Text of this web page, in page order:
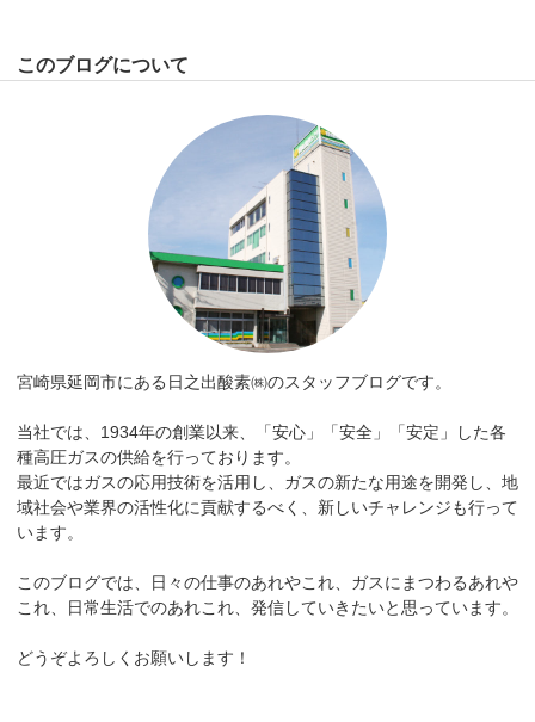
このブログについて
宮崎県延岡市にある日之出酸素㈱のスタッフブログです。
当社では、1934年の創業以来、「安心」「安全」「安定」した各
種高圧ガスの供給を行っております。
最近ではガスの応用技術を活用し、ガスの新たな用途を開発し、地
域社会や業界の活性化に貢献するべく、新しいチャレンジも行って
います。
このブログでは、日々の仕事のあれやこれ、ガスにまつわるあれや
これ、日常生活でのあれこれ、発信していきたいと思っています。
どうぞよろしくお願いします！